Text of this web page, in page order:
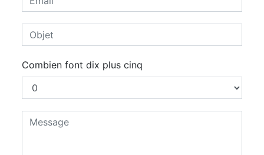
Combien font dix plus cinq